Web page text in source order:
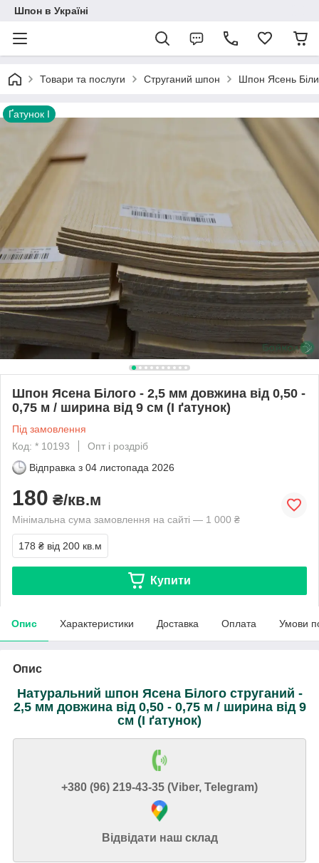
Шпон в Україні
Товари та послуги Струганий шпон Шпон Ясень
Ґатунок I
Шпон Ясена Білого - 2,5 мм довжина від 0,50 -
0,75 м / ширина від 9 см (I ґатунок)
Під замовлення
Код: * 10193
Опт і роздріб
Відправка з 04 листопада 2026
180 ₴/кв.м
Мінімальна сума замовлення на сайті — 1 000 ₴
178 ₴ від 200 кв.м
Купити
Опис Характеристики Доставка Оплата Умови
Опис
Натуральний шпон Ясена Білого струганий -
2,5 мм довжина від 0,50 - 0,75 м / ширина від 9
см (I ґатунок)
+380 (96) 219-43-35 (Viber, Telegram)
Відвідати наш склад